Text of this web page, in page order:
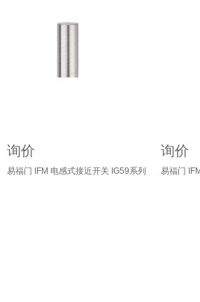
询价
易福门 IFM 电感式接近开关 IG59系列
询价
易福门